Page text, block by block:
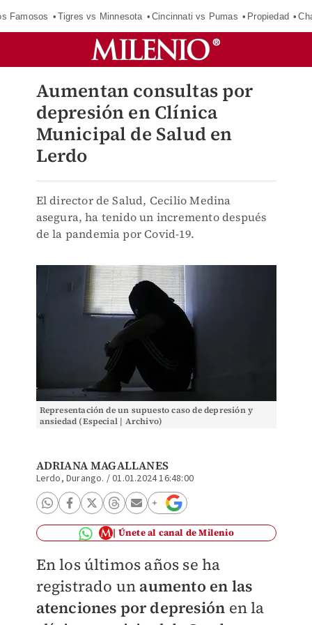
Famosos Tigres vs Minnesota Cincinnati vs Pumas Propiedad
Aumentan consultas por
depresión en Clínica
Municipal de Salud en
Lerdo
El director de Salud, Cecilio Medina
asegura, ha tenido un incremento después
de la pandemia por Covid-19.
Representación de un supuesto caso de depresión y
ansiedad (Especial | Archivo)
ADRIANA MAGALLANES
Lerdo, Durango. /01.01.2024 16:48:00
Únete al canal de Milenio
En los últimos años se ha
registrado un aumento en las
atenciones por depresión en la